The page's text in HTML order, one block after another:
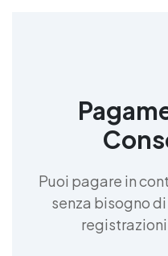
Puoi pagare in
senza bisogno